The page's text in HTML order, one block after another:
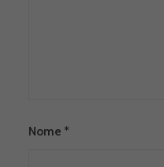
Nome *